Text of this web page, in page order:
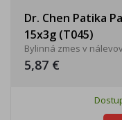
Dr. Chen Patika
15x3g (T045)
Bylinná zmes v
5,87 €